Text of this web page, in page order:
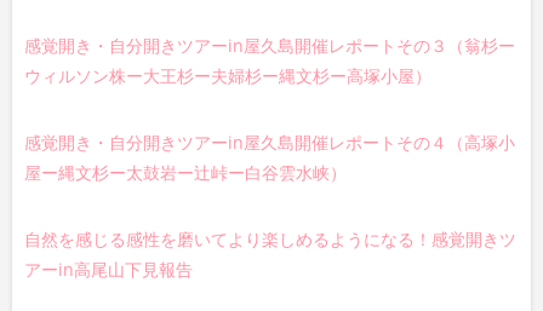
感覚開き・自分開きツアーin屋久島開催レポートその３（翁杉ー
ウィルソン株ー大王杉ー夫婦杉ー縄文杉ー高塚小屋）
感覚開き・自分開きツアーin屋久島開催レポートその４（高塚小
屋ー縄文杉ー太鼓岩ー辻峠ー白谷雲水峡）
自然を感じる感性を磨いてより楽しめるようになる！感覚開きツ
アーin高尾山下見報告